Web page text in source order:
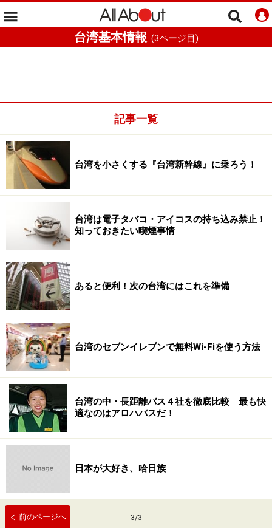
台湾基本情報 (3ページ目)
記事一覧
台湾を小さくする『台湾新幹線』に乗ろう！
台湾は電子タバコ・アイコスの持ち込み禁止！
知っておきたい喫煙事情
あると便利！次の台湾にはこれを準備
台湾のセブンイレブンで無料Wi-Fiを使う方法
台湾の中・長距離バス４社を徹底比較 最も快
適なのはアロハバスだ！
日本が大好き、哈日族
前のページへ 3/3